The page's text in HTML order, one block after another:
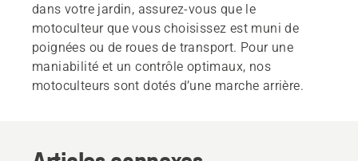
dans votre jardin, assurez-vous que le
motoculteur que vous choisissez est muni de
poignées ou de roues de transport. Pour une
maniabilité et un contrôle optimaux, nos
motoculteurs sont dotés d’une marche arrière.